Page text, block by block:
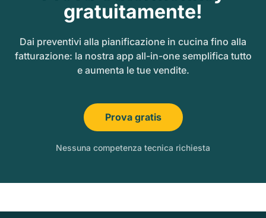
gratuitamente!
Dai preventivi alla pianificazione in cucina fino alla
fatturazione: la nostra app all-in-one semplifica tutto
e aumenta le tue vendite.
Prova gratis
Nessuna competenza tecnica richiesta